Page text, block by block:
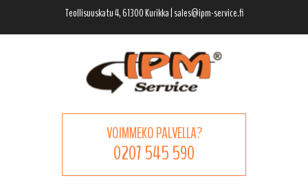
pääsisältöön
ensisijaiseen
alatunnisteeseen
Teollisuuskatu 4, 61300 Kurikka | sales@ipm-service.fi
VOIMMEKO PALVELLA?
0207 545 590